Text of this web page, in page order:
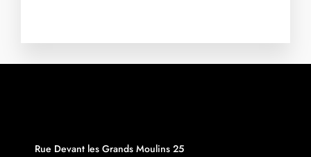
Rue Devant les Grands Moulins 25